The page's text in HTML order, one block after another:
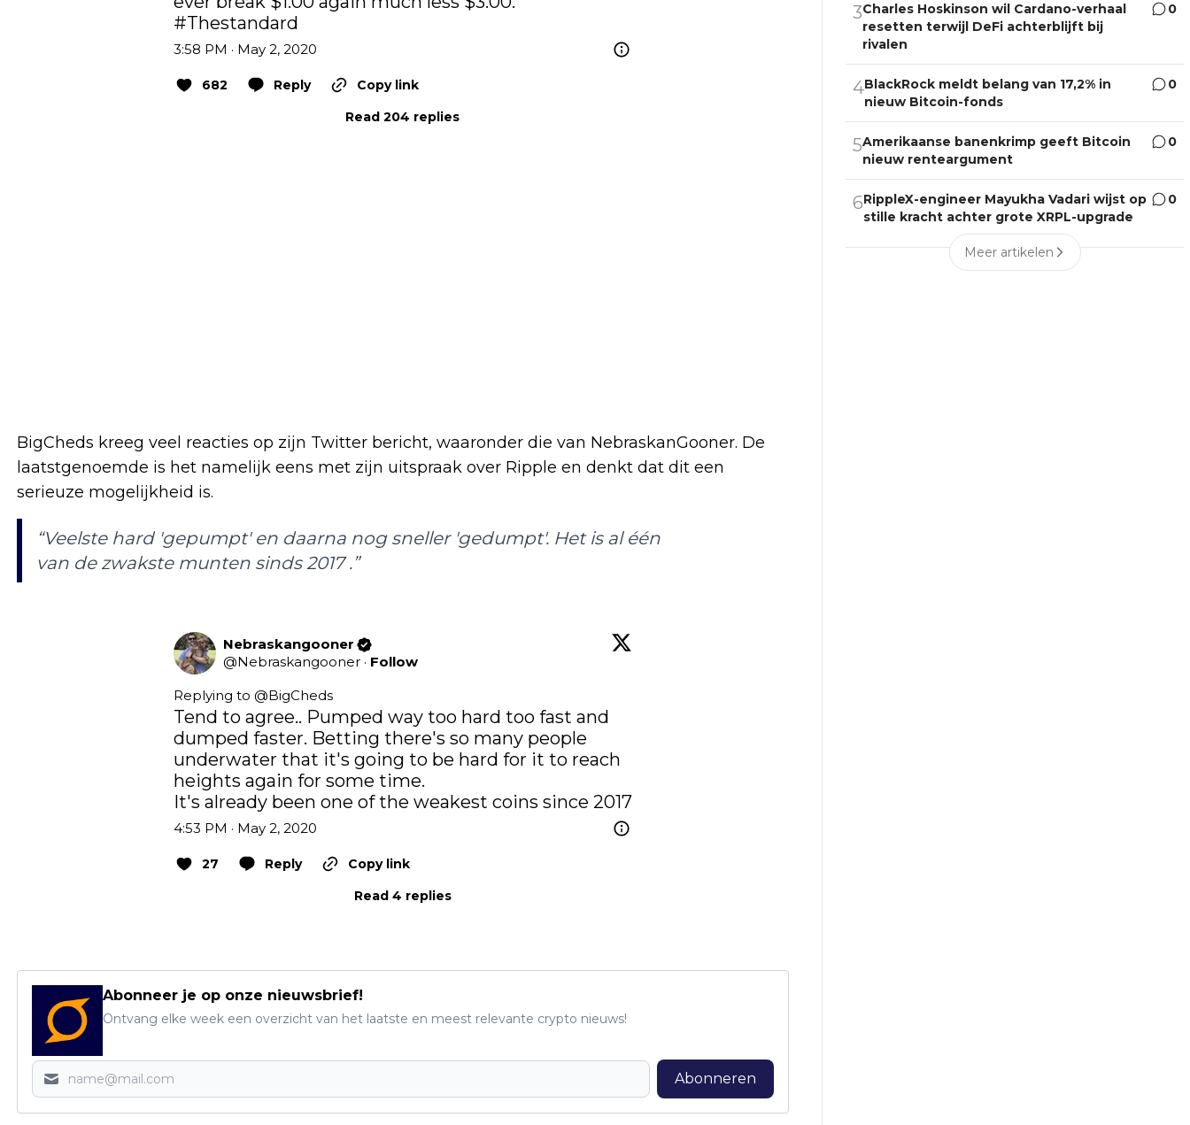
#Thestandard
3:58 PM · May 2, 2020
682 Reply
Copy link
Read 204 replies
BigCheds kreeg veel reacties op zijn Twitter bericht, waaronder die van NebraskanGooner. De
laatstgenoemde is het namelijk eens met zijn uitspraak over Ripple en denkt dat dit een
serieuze mogelijkheid is.
“Veelste hard 'gepumpt' en daarna nog sneller 'gedumpt'. Het is al één
van de zwakste munten sinds 2017 .”
Nebraskangooner
@Nebraskangooner · Follow
Replying to @BigCheds
Tend to agree.. Pumped way too hard too fast and
dumped faster. Betting there's so many people
underwater that it's going to be hard for it to reach
heights again for some time.
It's already been one of the weakest coins since 2017
4:53 PM · May 2, 2020
27 Reply
Copy link
Read 4 replies
Abonneer je op onze nieuwsbrief!
Ontvang elke week een overzicht van het laatste en meest relevante crypto nieuws!
Abonneren
3Charles Hoskinson wil Cardano-verhaal
resetten terwijl DeFi achterblijft bij
rivalen
0
4BlackRock meldt belang van 17,2% in
nieuw Bitcoin-fonds
0
5Amerikaanse banenkrimp geeft Bitcoin
nieuw renteargument
0
6RippleX-engineer Mayukha Vadari wijst op
stille kracht achter grote XRPL-upgrade
0
Meer artikelen